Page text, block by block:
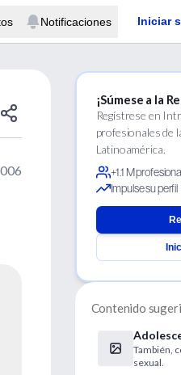
Notificaciones Iniciar
¡Súmese a la
Regístrese en
profesionales de
Latinoamérica.
+1.1 M
Impulse su perfil
Contenido
quiere
de los 14
También,
sexual.